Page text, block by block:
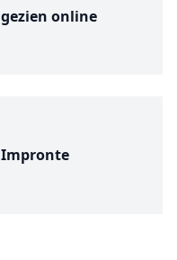
gezien online
Impronte